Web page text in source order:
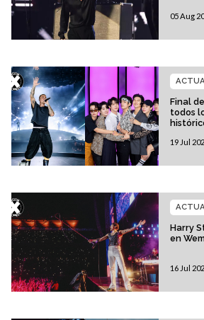
05 Aug
Final
todos
19 Jul
Harry
en
16 Jul